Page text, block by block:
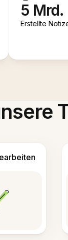
5 Mrd.
Erstellte